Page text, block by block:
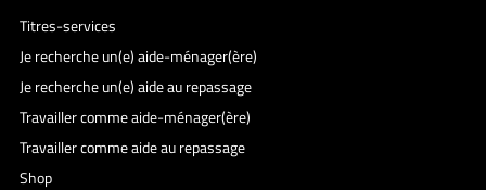
Titres-services
Je recherche un(e) aide-ménager(ère)
Je recherche un(e) aide au repassage
Travailler comme aide-ménager(ère)
Travailler comme aide au repassage
Shop